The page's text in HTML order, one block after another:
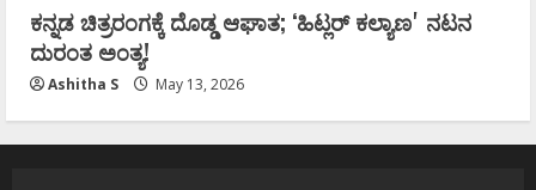
ಕನ್ನಡ ಚಿತ್ರರಂಗಕ್ಕೆ ದೊಡ್ಡ ಆಘಾತ; ʻಹಿಟ್ಲರ್ ಕಲ್ಯಾಣʼ ನಟನ
ದುರಂತ ಅಂತ್ಯ!
Ashitha S May 13, 2026